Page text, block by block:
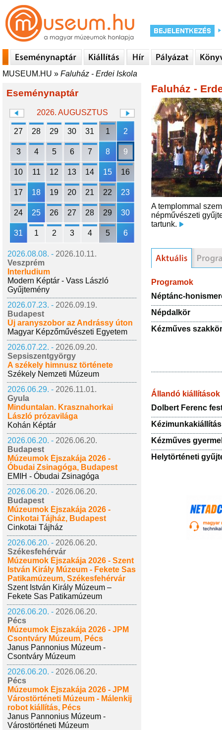
MUSEUM.HU » Faluház - Erdei Iskola
Eseménynaptár
2026. AUGUSZTUS
27 28 29 30 31 1 2
3 4 5 6 7 8 9
10 11 12 13 14 15 16
17 18 19 20 21 22 23
24 25 26 27 28 29 30
31 1 2 3 4 5 6
2026.08.08. - 2026.10.11.
Veszprém
Interludium
Modern Képtár - Vass László
Gyűjtemény
2026.07.23. - 2026.09.19.
Budapest
Új aranyszobor az Andrássy úton
Magyar Képzőművészeti Egyetem
2026.07.22. - 2026.09.20.
Sepsiszentgyörgy
A székely himnusz története
Székely Nemzeti Múzeum
2026.06.29. - 2026.11.01.
Gyula
Minduntalan. Krasznahorkai
László prózavilága
Kohán Képtár
2026.06.20. - 2026.06.20.
Budapest
Múzeumok Éjszakája 2026 -
Óbudai Zsinagóga, Budapest
EMIH - Óbudai Zsinagóga
2026.06.20. - 2026.06.20.
Budapest
Múzeumok Éjszakája 2026 -
Cinkotai Tájház, Budapest
Cinkotai Tájház
2026.06.20. - 2026.06.20.
Székesfehérvár
Múzeumok Éjszakája 2026 - Szent
István Király Múzeum - Fekete Sas
Patikamúzeum, Székesfehérvár
Szent István Király Múzeum –
Fekete Sas Patikamúzeum
2026.06.20. - 2026.06.20.
Pécs
Múzeumok Éjszakája 2026 - JPM
Csontváry Múzeum, Pécs
Janus Pannonius Múzeum -
Csontváry Múzeum
2026.06.20. - 2026.06.20.
Pécs
Múzeumok Éjszakája 2026 - JPM
Várostörténeti Múzeum - Málenkij
robot kiállítás, Pécs
Janus Pannonius Múzeum -
Várostörténeti Múzeum
Faluház -
A templommal
népművészeti
tartunk.
Programok
Néptánc-
Népdalkör
Kézműves szakkör
Állandó kiállítások
Dolbert Ferenc
Kézimunkakiállítás
Kézműves
Helytörténeti